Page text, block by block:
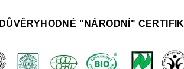
DŮVĚRYHODNÉ "NÁRODNÍ"